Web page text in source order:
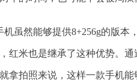
虽然能够提供8+256g的版本
红米也是继承了这种优势。通
拿拍照来说，这样一款手机能